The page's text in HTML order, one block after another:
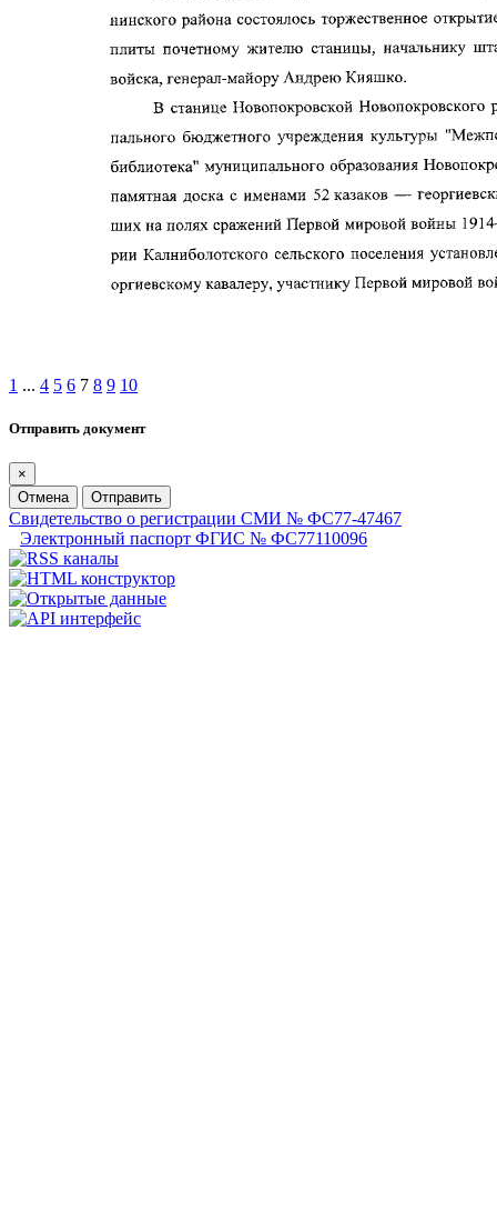
1 ... 4 5 6 7 8 9 10
Отправить документ
×
Отмена
Отправить
Свидетельство о регистрации СМИ № ФС77-47467
Электронный паспорт ФГИС № ФС77110096